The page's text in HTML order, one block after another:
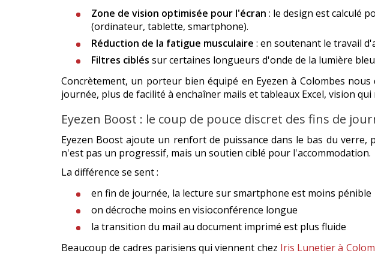
Zone de vision optimisée pour l'écran : le design est calculé
(ordinateur, tablette, smartphone).
Réduction de la fatigue musculaire : en soutenant le travail
Filtres ciblés sur certaines longueurs d'onde de la lumière
Concrètement, un porteur bien équipé en Eyezen à Colombes
journée, plus de facilité à enchaîner mails et tableaux Excel, vision
Eyezen Boost : le coup de pouce discret des fins de
Eyezen Boost ajoute un renfort de puissance dans le bas du
n'est pas un progressif, mais un soutien ciblé pour l'accommodation.
La différence se sent :
en fin de journée, la lecture sur smartphone est moins pénible
on décroche moins en visioconférence longue
la transition du mail au document imprimé est plus fluide
Beaucoup de cadres parisiens qui viennent chez Iris Lunetier à